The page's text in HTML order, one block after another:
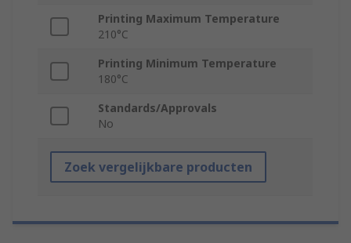
Printing Maximum Temperature
210°C
Printing Minimum Temperature
180°C
Standards/Approvals
No
Zoek vergelijkbare producten